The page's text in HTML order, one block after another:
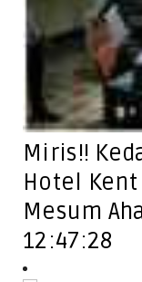
Miris!!
Hotel Kent
Mesum
12:47:28